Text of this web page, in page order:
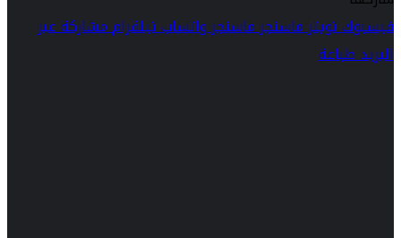
فيسبوكتويترماسنجرماسنجرواتسابتيلقراممشاركة عبر
البريدطباعة